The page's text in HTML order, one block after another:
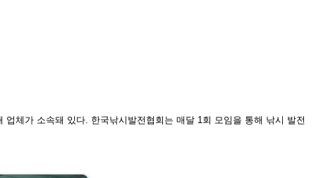
업체가 소속돼 있다. 한국낚시발전협회는 매달 1회 모임을 통해 낚시 발전